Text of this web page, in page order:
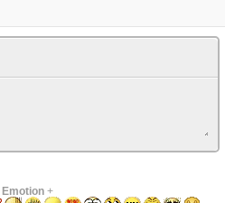
Emotion+